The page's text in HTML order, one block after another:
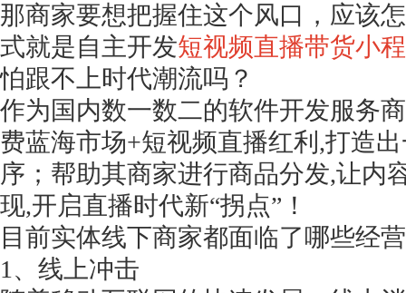
那商家要想把握住这个风口，应该
式就是自主开发短视频直播带货小
怕跟不上时代潮流吗？
作为国内数一数二的软件开发服务
费蓝海市场+短视频直播红利,打造
序；帮助其商家进行商品分发,让内
现,开启直播时代新“拐点”！
目前实体线下商家都面临了哪些经
1、线上冲击